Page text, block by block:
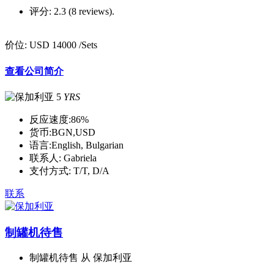
评分: 2.3 (8 reviews).
价位: USD 14000 /Sets
查看公司简介
5 YRS
反应速度:86%
货币:BGN,USD
语言:English, Bulgarian
联系人: Gabriela
支付方式: T/T, D/A
联系
制罐机待售
制罐机待售 从 保加利亚